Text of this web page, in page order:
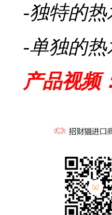
-独特的
-单独的
产品视频